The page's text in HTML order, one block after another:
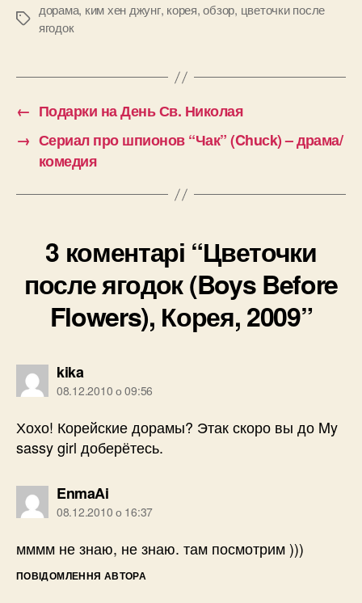
Позначки
дорама, ким хен джунг, корея,обзор, цветочки после
ягодок
← Подарки на День Св. Николая
→ Сериал про шпионов “Чак” (Chuсk) – драма/
комедия
3 коментарі “Цветочки
после ягодок (Boys Before
Flowers), Корея, 2009”
kikaговорить:
08.12.2010 о 09:56
Хохо! Корейские дорамы? Этак скоро вы до My
sassy girl доберётесь.
EnmaAiговорить:
08.12.2010 о 16:37
мммм не знаю, не знаю. там посмотрим )))
ПОВІДОМЛЕННЯ АВТОРА